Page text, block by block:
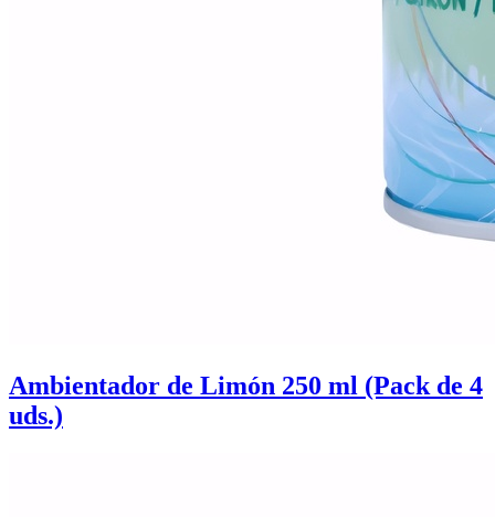
Ambientador de Limón 250 ml (Pack de 4
uds.)